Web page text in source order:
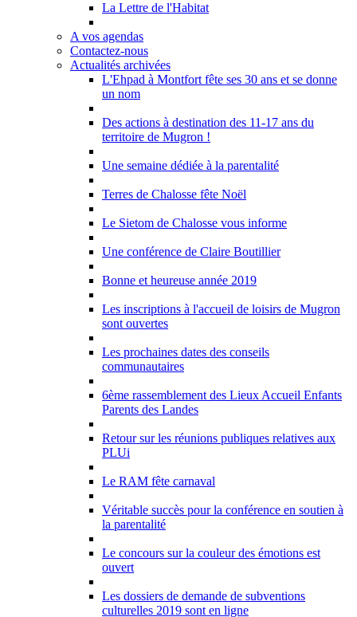
La Lettre de l'Habitat
A vos agendas
Contactez-nous
Actualités archivées
L'Ehpad à Montfort fête ses 30 ans et se donne
un nom
Des actions à destination des 11-17 ans du
territoire de Mugron !
Une semaine dédiée à la parentalité
Terres de Chalosse fête Noël
Le Sietom de Chalosse vous informe
Une conférence de Claire Boutillier
Bonne et heureuse année 2019
Les inscriptions à l'accueil de loisirs de Mugron
sont ouvertes
Les prochaines dates des conseils
communautaires
6ème rassemblement des Lieux Accueil Enfants
Parents des Landes
Retour sur les réunions publiques relatives aux
PLUi
Le RAM fête carnaval
Véritable succès pour la conférence en soutien à
la parentalité
Le concours sur la couleur des émotions est
ouvert
Les dossiers de demande de subventions
culturelles 2019 sont en ligne